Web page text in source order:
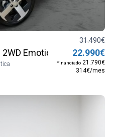
2WD Emotion MY26
31.490€
22.990€
Financiado 21.790€
314€/mes